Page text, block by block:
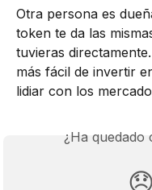
Otra persona es
token te da las
tuvieras
más fácil de invertir
lidiar con los
¿Ha quedado
😞